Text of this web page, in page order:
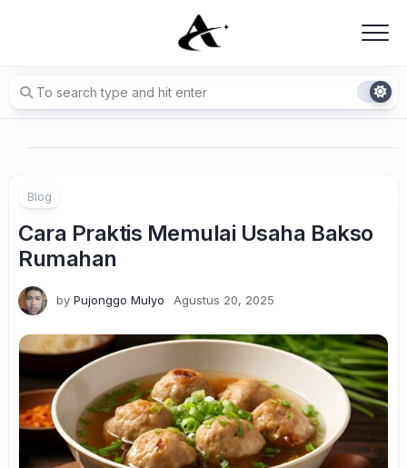
Blog
Cara Praktis Memulai Usaha Bakso
Rumahan
by Pujonggo Mulyo Agustus 20, 2025